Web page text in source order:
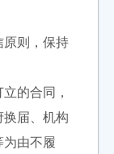
则，保持
的合同，
届、机构
为由不履